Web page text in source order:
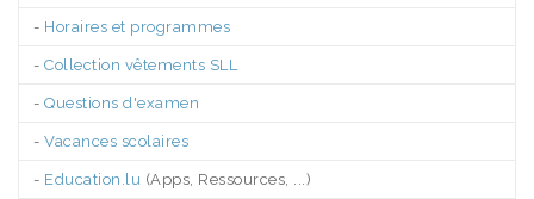
- Horaires et programmes
- Collection vêtements SLL
- Questions d'examen
- Vacances scolaires
- Education.lu (Apps, Ressources, ...)